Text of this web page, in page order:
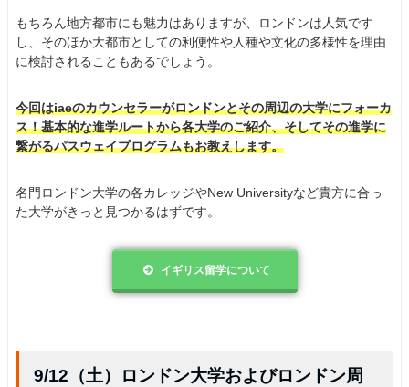
もちろん地方都市にも魅力はありますが、ロンドンは人気です
し、そのほか大都市としての利便性や人種や文化の多様性を理由
に検討されることもあるでしょう。
今回はiaeのカウンセラーがロンドンとその周辺の大学にフォーカ
ス！基本的な進学ルートから各大学のご紹介、そしてその進学に
繋がるパスウェイプログラムもお教えします。
名門ロンドン大学の各カレッジやNew Universityなど貴方に合っ
た大学がきっと見つかるはずです。
イギリス留学について
9/12（土）ロンドン大学およびロンドン周